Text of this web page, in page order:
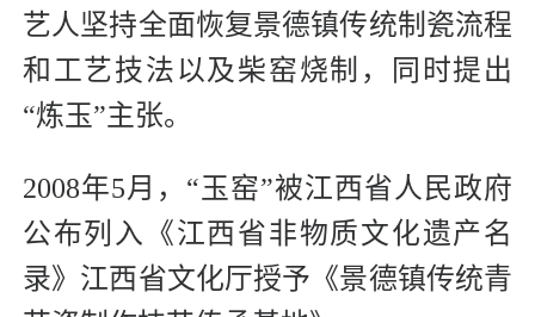
艺人坚持全面恢复景德镇传统制瓷流程
和工艺技法以及柴窑烧制，同时提出
“炼玉”主张。
2008年5月，“玉窑”被江西省人民政府
公布列入《江西省非物质文化遗产名
录》江西省文化厅授予《景德镇传统青